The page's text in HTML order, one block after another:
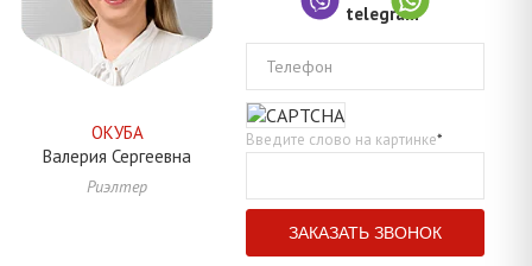
ОКУБА
Валерия Сергеевна
Риэлтер
Телефон
Введите слово на картинке*